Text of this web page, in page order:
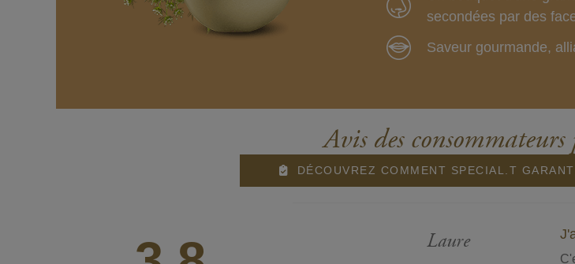
secondées par des
Saveur gourmande,
Avis des
DÉCOUVREZ COMMENT SPECIAL.T
Laure